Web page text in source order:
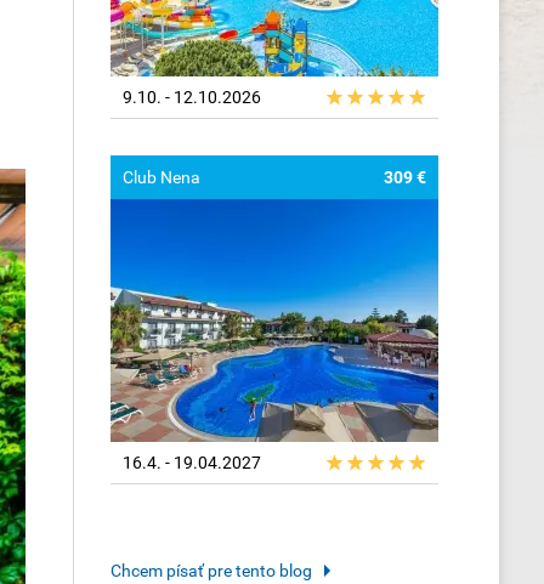
9.10. - 12.10.2026
Club Nena 309 €
16.4. - 19.04.2027
Chcem písať pre tento blog